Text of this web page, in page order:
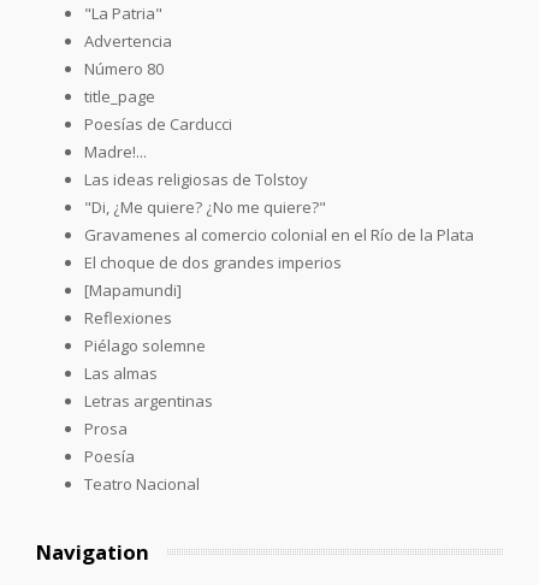
"La Patria"
Advertencia
Número 80
title_page
Poesías de Carducci
Madre!...
Las ideas religiosas de Tolstoy
"Di, ¿Me quiere? ¿No me quiere?"
Gravamenes al comercio colonial en el Río de la Plata
El choque de dos grandes imperios
[Mapamundi]
Reflexiones
Piélago solemne
Las almas
Letras argentinas
Prosa
Poesía
Teatro Nacional
Navigation